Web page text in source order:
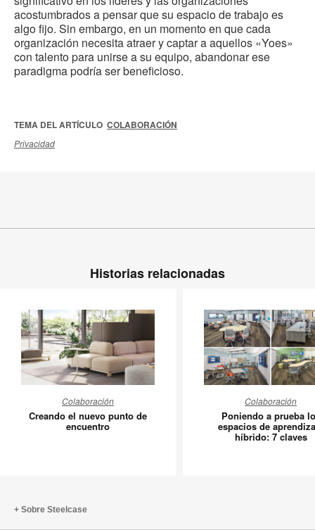
acostumbrados a pensar que su espacio de trabajo es
algo fijo. Sin embargo, en un momento en que cada
organización necesita atraer y captar a aquellos «Yoes»
con talento para unirse a su equipo, abandonar ese
paradigma podría ser beneficioso.
TEMA DEL ARTÍCULO COLABORACIÓN
Privacidad
Historias relacionadas
el
nuevo
Colaboración
Creando el nuevo punto de
encuentro
a
prueba
los
Colaboración
Poniendo a prueba
espacios de
híbrido: 7 claves
Sobre Steelcase